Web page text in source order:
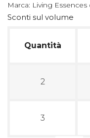
Marca: Living Essences
Sconti sul volume
Quantità
2
3